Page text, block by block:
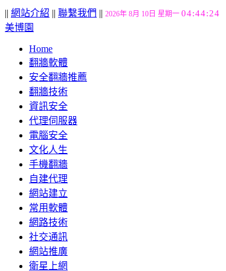
|| 網站介紹 || 聯繫我們 || 2026年 8月 10日 星期一 04:44:25
美博園
Home
翻牆軟體
安全翻牆推薦
翻牆技術
資訊安全
代理伺服器
電腦安全
文化人生
手機翻牆
自建代理
網站建立
常用軟體
網路技術
社交通訊
網站推廣
衛星上網